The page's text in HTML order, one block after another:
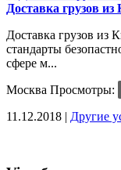
Доставка грузов
Доставка грузов из
стандарты
сфере м...
Москва Просмотры:
11.12.2018 | Другие